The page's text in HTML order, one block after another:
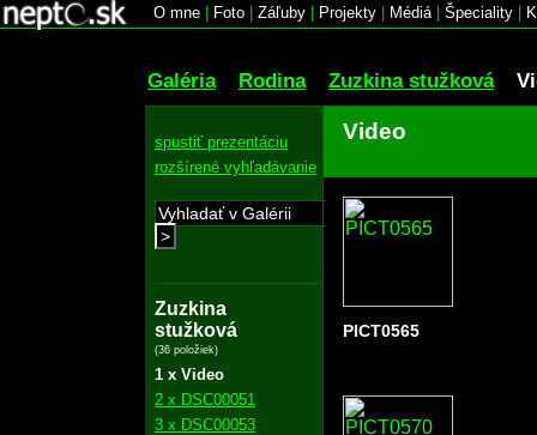
O mne Foto Záľuby Projekty Médiá| Špeciality
Galéria Rodina Zuzkina stužková
spustiť prezentáciu
rozšírené vyhľadávanie
>
Zuzkina
stužková
(36 položiek)
1 x Video
2 x DSC00051
3 x DSC00053
Video
PICT0565